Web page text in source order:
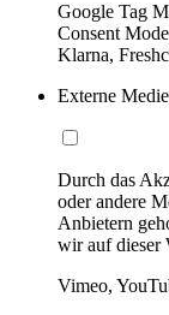
Google Tag
Consent
Klarna,
Externe
Durch das
oder andere
Anbietern
wir auf dieser
Vimeo,